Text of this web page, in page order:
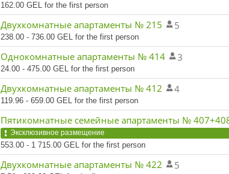
162.00 GEL for the first person
Двухкомнатные апартаменты № 215 5
238.00 - 736.00 GEL for the first person
Однокомнатные апартаменты № 414 3
24.00 - 475.00 GEL for the first person
Двухкомнатные апартаменты № 412 4
119.96 - 659.00 GEL for the first person
Пятикомнатные семейные апартаменты №
Эксклюзивное размещение
553.00 - 1 715.00 GEL for the first person
Двухкомнатные апартаменты № 422 5